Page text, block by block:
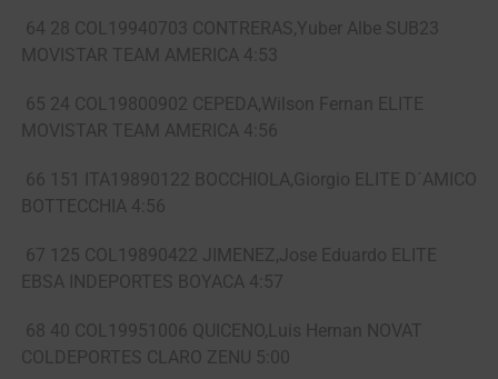
64 28 COL19940703 CONTRERAS,Yuber Albe SUB23
MOVISTAR TEAM AMERICA 4:53
65 24 COL19800902 CEPEDA,Wilson Fernan ELITE
MOVISTAR TEAM AMERICA 4:56
66 151 ITA19890122 BOCCHIOLA,Giorgio ELITE D´AMICO
BOTTECCHIA 4:56
67 125 COL19890422 JIMENEZ,Jose Eduardo ELITE
EBSA INDEPORTES BOYACA 4:57
68 40 COL19951006 QUICENO,Luis Hernan NOVAT
COLDEPORTES CLARO ZENU 5:00